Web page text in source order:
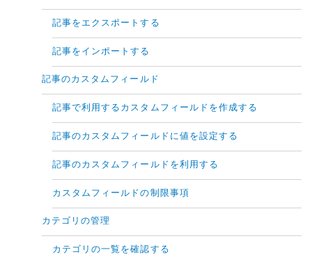
記事をエクスポートする
記事をインポートする
記事のカスタムフィールド
記事で利用するカスタムフィールドを作成する
記事のカスタムフィールドに値を設定する
記事のカスタムフィールドを利用する
カスタムフィールドの制限事項
カテゴリの管理
カテゴリの一覧を確認する